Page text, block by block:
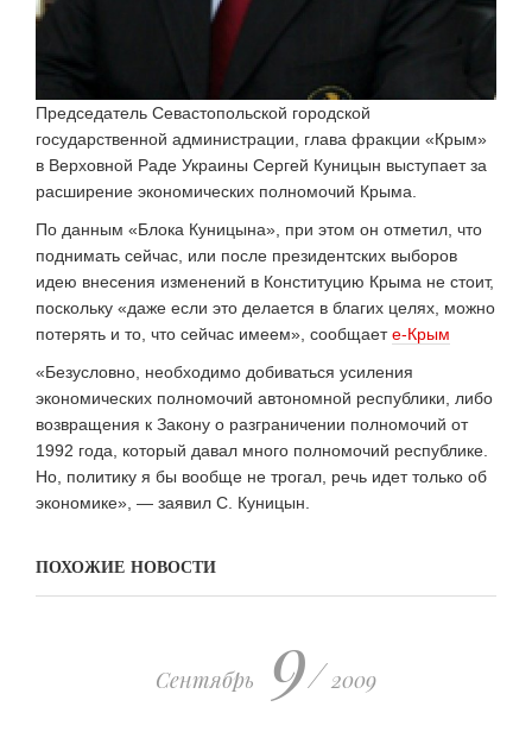
Председатель Севастопольской городской
государственной администрации, глава фракции «Крым»
в Верховной Раде Украины Сергей Куницын выступает за
расширение экономических полномочий Крыма.
По данным «Блока Куницына», при этом он отметил, что
поднимать сейчас, или после президентских выборов
идею внесения изменений в Конституцию Крыма не стоит,
поскольку «даже если это делается в благих целях, можно
потерять и то, что сейчас имеем», сообщаете-Крым
«Безусловно, необходимо добиваться усиления
экономических полномочий автономной республики, либо
возвращения к Закону о разграничении полномочий от
1992 года, который давал много полномочий республике.
Но, политику я бы вообще не трогал, речь идет только об
экономике», — заявил С. Куницын.
ПОХОЖИЕ НОВОСТИ
Сентябрь 9/ 2009